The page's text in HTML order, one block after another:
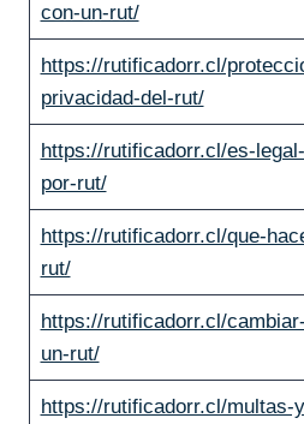
con-un-rut/
https://rutificadorr.cl/
privacidad-del-rut/
https://rutificadorr.cl/es-
por-rut/
https://rutificadorr.cl/que-
rut/
https://rutificadorr.cl/
un-rut/
https://rutificadorr.cl/multas-